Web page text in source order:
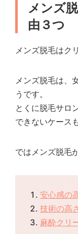
メンズ
由３つ
メンズ脱毛はク
メンズ脱毛は、
うです。
とくに脱毛サロ
できないケース
ではメンズ脱毛
安心感の
技術の高
麻酔クリ